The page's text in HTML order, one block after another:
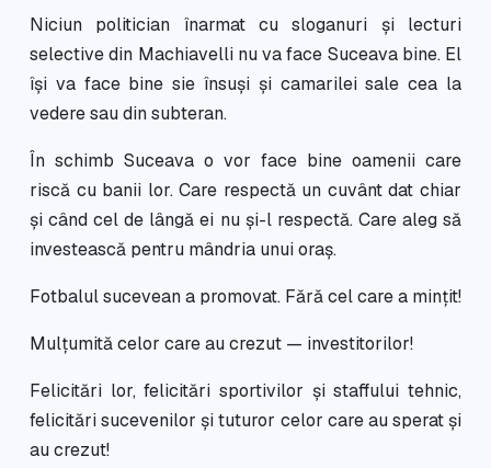
Niciun politician înarmat cu sloganuri și lecturi
selective din Machiavelli nu va face Suceava bine. El
își va face bine sie însuși și camarilei sale cea la
vedere sau din subteran.
În schimb Suceava o vor face bine oamenii care
riscă cu banii lor. Care respectă un cuvânt dat chiar
și când cel de lângă ei nu și-l respectă. Care aleg să
investească pentru mândria unui oraș.
Fotbalul sucevean a promovat. Fără cel care a mințit!
Mulțumită celor care au crezut — investitorilor!
Felicitări lor, felicitări sportivilor și staffului tehnic,
felicitări sucevenilor și tuturor celor care au sperat și
au crezut!